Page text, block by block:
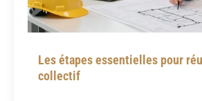
Les étapes essentielles pour
collectif